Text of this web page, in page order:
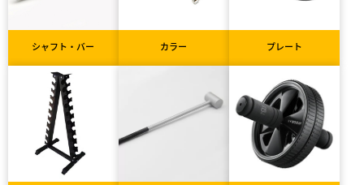
シャフト・バー カラー プレート